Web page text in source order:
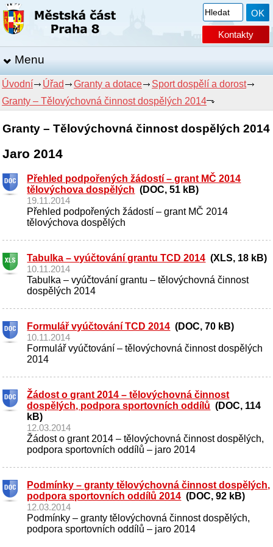
Kontakty
Menu
Úvodní Úřad Granty a dotace
Sport dospělí a dorost
Granty – Tělovýchovná činnost dospělých 2014
Granty – Tělovýchovná činnost dospělých 2014
Jaro 2014
Přehled podpořených žádostí – grant MČ 2014
tělovýchova dospělých (DOC, 51 kB)
19.11.2014
Přehled podpořených žádostí – grant MČ 2014
tělovýchova dospělých
Tabulka – vyúčtování grantu TCD 2014 (XLS, 18 kB)
10.11.2014
Tabulka – vyúčtování grantu – tělovýchovná činnost
dospělých 2014
Formulář vyúčtování TCD 2014 (DOC, 70 kB)
10.11.2014
Formulář vyúčtování – tělovýchovná činnost dospělých
2014
Žádost o grant 2014 – tělovýchovná činnost
dospělých, podpora sportovních oddílů (DOC, 114
kB)
12.03.2014
Žádost o grant 2014 – tělovýchovná činnost dospělých,
podpora sportovních oddílů – jaro 2014
Podmínky – granty tělovýchovná činnost dospělých,
podpora sportovních oddílů 2014 (DOC, 92 kB)
12.03.2014
Podmínky – granty tělovýchovná činnost dospělých,
podpora sportovních oddílů – jaro 2014